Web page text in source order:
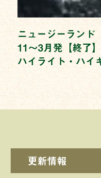
ニュージーラン
11〜3月発【終了】
ハイライト・ハイ
更新情報